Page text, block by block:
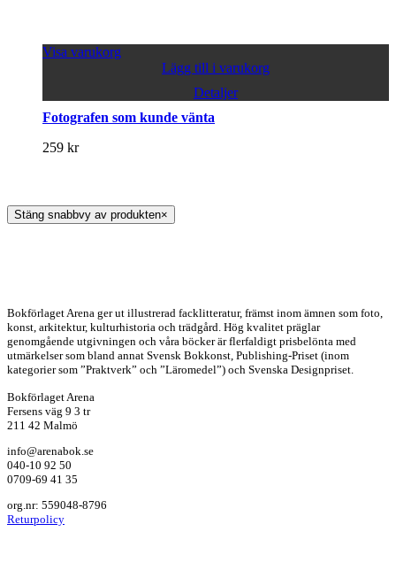
Visa varukorg
Lägg till i varukorg
Detaljer
Fotografen som kunde vänta
259 kr
Stäng snabbvy av produkten×
Bokförlaget Arena ger ut illustrerad facklitteratur, främst inom ämnen som foto,
konst, arkitektur, kulturhistoria och trädgård. Hög kvalitet präglar
genomgående utgivningen och våra böcker är flerfaldigt prisbelönta med
utmärkelser som bland annat Svensk Bokkonst, Publishing-Priset (inom
kategorier som ”Praktverk” och ”Läromedel”) och Svenska Designpriset.
Bokförlaget Arena
Fersens väg 9 3 tr
211 42 Malmö
info@arenabok.se
040-10 92 50
0709-69 41 35
org.nr: 559048-8796
Returpolicy